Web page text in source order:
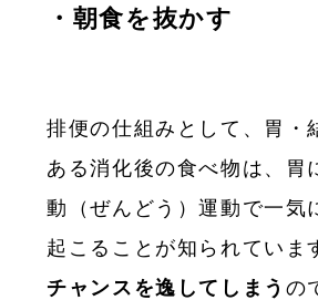
・朝食を抜かす
排便の仕組みとして、胃・
ある消化後の食べ物は、胃
動（ぜんどう）運動で一気
起こることが知られていま
チャンスを逸してしまう の